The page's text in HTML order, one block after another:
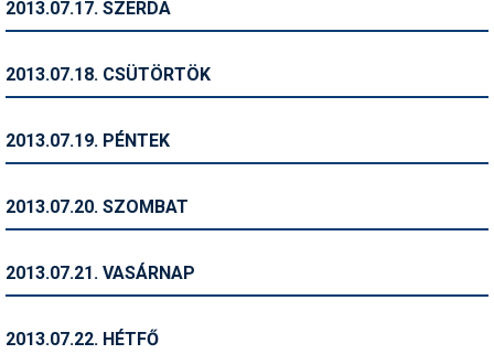
Snowboard
Szakértők
2013.07.17. SZERDA
2013.07.18. CSÜTÖRTÖK
2013.07.19. PÉNTEK
2013.07.20. SZOMBAT
2013.07.21. VASÁRNAP
2013.07.22. HÉTFŐ